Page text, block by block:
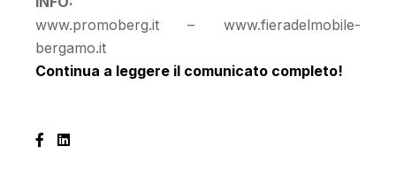
www.promoberg.it – www.fieradelmobile-
bergamo.it
Continua a leggere il comunicato completo!